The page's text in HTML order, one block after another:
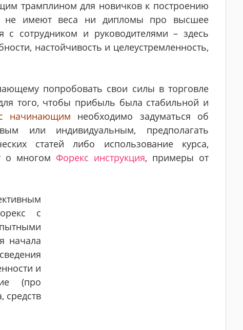
трамплином для новичков к построению
не имеют веса ни дипломы про высшее
сотрудником и руководителями – здесь
настойчивость и целеустремленность,
попробовать свои силы в торговле
того, чтобы прибыль была стабильной и
начинающим необходимо задуматься об
или индивидуальным, предполагать
статей либо использование курса,
о многом Форекс инструкция, примеры от
с
начала
и
(про
средств